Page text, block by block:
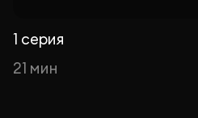
1 серия
21 мин